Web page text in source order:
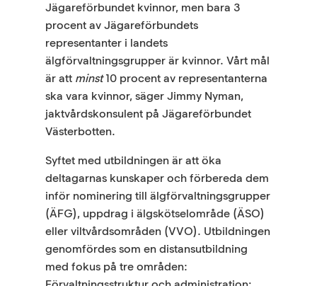
Jägareförbundet kvinnor, men bara 3
procent av Jägareförbundets
representanter i landets
älgförvaltningsgrupper är kvinnor. Vårt mål
är att minst10 procent av representanterna
ska vara kvinnor, säger Jimmy Nyman,
jaktvårdskonsulent på Jägareförbundet
Västerbotten.
Syftet med utbildningen är att öka
deltagarnas kunskaper och förbereda dem
inför nominering till älgförvaltningsgrupper
(ÄFG), uppdrag i älgskötselområde (ÄSO)
eller viltvårdsområden (VVO). Utbildningen
genomfördes som en distansutbildning
med fokus på tre områden: